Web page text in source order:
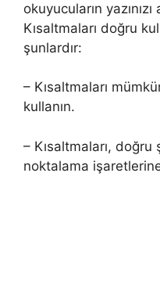
okuyucuların
Kısaltmaları doğru
şunlardır:
– Kısaltmaları
kullanın.
– Kısaltmaları, doğru
noktalama